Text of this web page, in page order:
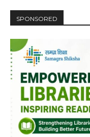
00:00
SPONSORED